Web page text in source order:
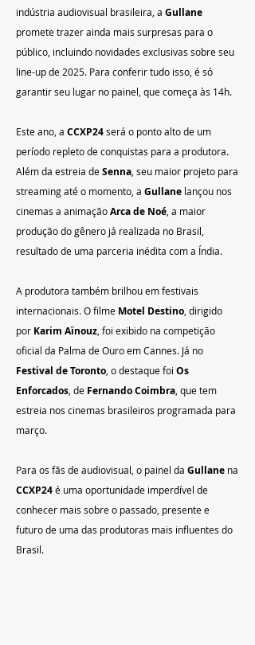
indústria audiovisual brasileira, a Gullane
promete trazer ainda mais surpresas para o
público, incluindo novidades exclusivas sobre seu
line-up de 2025. Para conferir tudo isso, é só
garantir seu lugar no painel, que começa às 14h.
Este ano, a CCXP24 será o ponto alto de um
período repleto de conquistas para a produtora.
Além da estreia de Senna , seu maior projeto para
streaming até o momento, a Gullane lançou nos
cinemas a animação Arca de Noé , a maior
produção do gênero já realizada no Brasil,
resultado de uma parceria inédita com a Índia.
A produtora também brilhou em festivais
internacionais. O filme Motel Destino , dirigido
por Karim Aïnouz , foi exibido na competição
oficial da Palma de Ouro em Cannes. Já no
Festival de Toronto , o destaque foi Os
Enforcados , de Fernando Coimbra , que tem
estreia nos cinemas brasileiros programada para
março.
Para os fãs de audiovisual, o painel da Gullane na
CCXP24 é uma oportunidade imperdível de
conhecer mais sobre o passado, presente e
futuro de uma das produtoras mais influentes do
Brasil.